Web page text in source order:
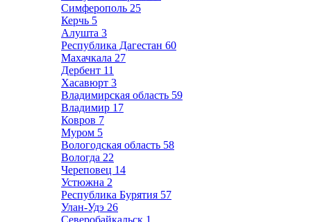
Симферополь 25
Керчь 5
Алушта 3
Республика Дагестан 60
Махачкала 27
Дербент 11
Хасавюрт 3
Владимирская область 59
Владимир 17
Ковров 7
Муром 5
Вологодская область 58
Вологда 22
Череповец 14
Устюжна 2
Республика Бурятия 57
Улан-Удэ 26
Северобайкальск 1